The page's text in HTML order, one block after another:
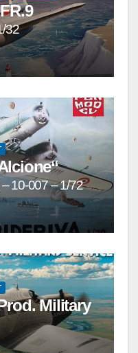
32
10-007 – 1/72
Military